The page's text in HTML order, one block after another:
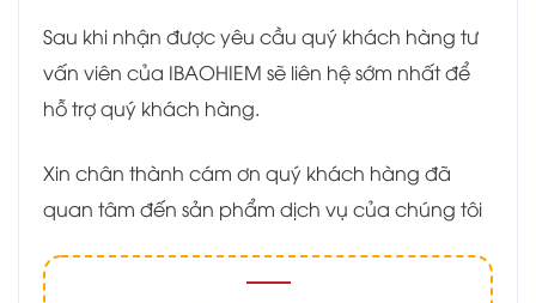
Sau khi nhận được yêu cầu quý khách hàng tư
vấn viên của IBAOHIEM sẽ liên hệ sớm nhất để
hỗ trợ quý khách hàng.
Xin chân thành cám ơn quý khách hàng đã
quan tâm đến sản phẩm dịch vụ của chúng tôi